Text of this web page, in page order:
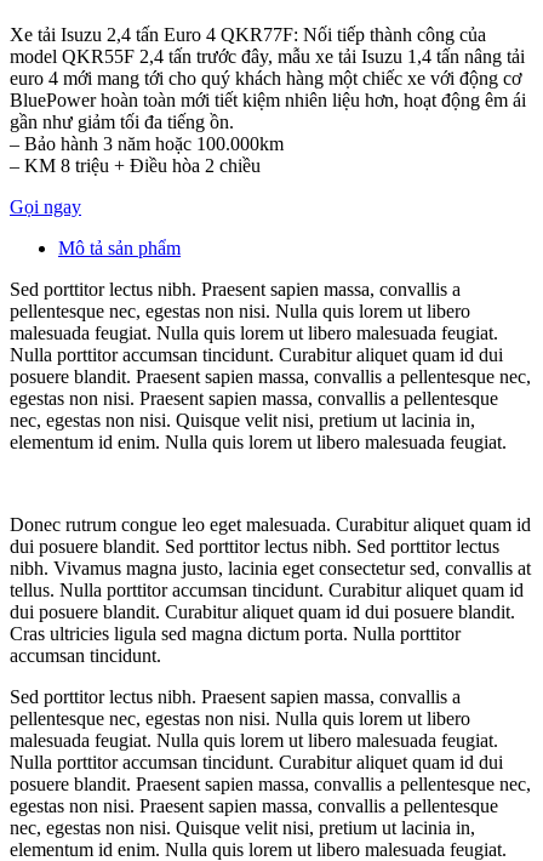
Xe tải Isuzu 2,4 tấn Euro 4 QKR77F: Nối tiếp thành công của
model QKR55F 2,4 tấn trước đây, mẫu xe tải Isuzu 1,4 tấn nâng tải
euro 4 mới mang tới cho quý khách hàng một chiếc xe với động cơ
BluePower hoàn toàn mới tiết kiệm nhiên liệu hơn, hoạt động êm ái
gần như giảm tối đa tiếng ồn.
– Bảo hành 3 năm hoặc 100.000km
– KM 8 triệu + Điều hòa 2 chiều
Gọi ngay
Mô tả sản phẩm
Sed porttitor lectus nibh. Praesent sapien massa, convallis a
pellentesque nec, egestas non nisi. Nulla quis lorem ut libero
malesuada feugiat. Nulla quis lorem ut libero malesuada feugiat.
Nulla porttitor accumsan tincidunt. Curabitur aliquet quam id dui
posuere blandit. Praesent sapien massa, convallis a pellentesque nec,
egestas non nisi. Praesent sapien massa, convallis a pellentesque
nec, egestas non nisi. Quisque velit nisi, pretium ut lacinia in,
elementum id enim. Nulla quis lorem ut libero malesuada feugiat.
Donec rutrum congue leo eget malesuada. Curabitur aliquet quam id
dui posuere blandit. Sed porttitor lectus nibh. Sed porttitor lectus
nibh. Vivamus magna justo, lacinia eget consectetur sed, convallis at
tellus. Nulla porttitor accumsan tincidunt. Curabitur aliquet quam id
dui posuere blandit. Curabitur aliquet quam id dui posuere blandit.
Cras ultricies ligula sed magna dictum porta. Nulla porttitor
accumsan tincidunt.
Sed porttitor lectus nibh. Praesent sapien massa, convallis a
pellentesque nec, egestas non nisi. Nulla quis lorem ut libero
malesuada feugiat. Nulla quis lorem ut libero malesuada feugiat.
Nulla porttitor accumsan tincidunt. Curabitur aliquet quam id dui
posuere blandit. Praesent sapien massa, convallis a pellentesque nec,
egestas non nisi. Praesent sapien massa, convallis a pellentesque
nec, egestas non nisi. Quisque velit nisi, pretium ut lacinia in,
elementum id enim. Nulla quis lorem ut libero malesuada feugiat.